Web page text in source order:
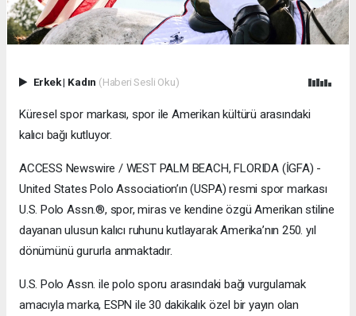
Erkek| Kadın (Haberi Sesli Oku)
Küresel spor markası, spor ile Amerikan kültürü arasındaki
kalıcı bağı kutluyor.
ACCESS Newswire / WEST PALM BEACH, FLORIDA (İGFA) -
United States Polo Association’ın (USPA) resmi spor markası
U.S. Polo Assn.®, spor, miras ve kendine özgü Amerikan stiline
dayanan ulusun kalıcı ruhunu kutlayarak Amerika’nın 250. yıl
dönümünü gururla anmaktadır.
U.S. Polo Assn. ile polo sporu arasındaki bağı vurgulamak
amacıyla marka, ESPN ile 30 dakikalık özel bir yayın olan